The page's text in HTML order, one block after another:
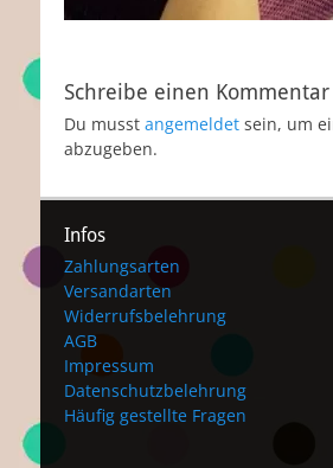
Schreibe einen Kommentar
Du musst angemeldet sein, um
abzugeben.
Infos
Zahlungsarten
Versandarten
Widerrufsbelehrung
AGB
Impressum
Datenschutzbelehrung
Häufig gestellte Fragen